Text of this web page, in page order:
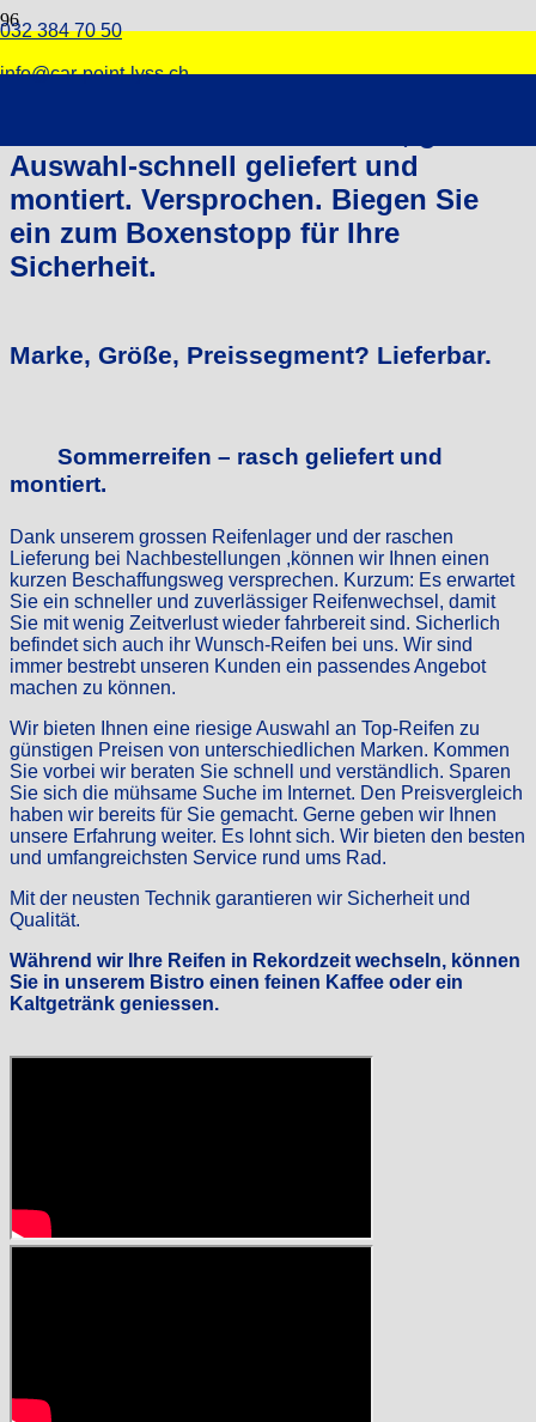
032 384 70 50
info@car-point-lyss.chSommerreifen
Auswahl-schnell geliefert und
montiert. Versprochen. Biegen Sie
ein zum Boxenstopp für Ihre
Sicherheit.
Marke, Größe, Preissegment? Lieferbar.
Sommerreifen – rasch geliefert und
montiert.
Dank unserem grossen Reifenlager und der raschen
Lieferung bei Nachbestellungen ,können wir Ihnen einen
kurzen Beschaffungsweg versprechen. Kurzum: Es erwartet
Sie ein schneller und zuverlässiger Reifenwechsel, damit
Sie mit wenig Zeitverlust wieder fahrbereit sind. Sicherlich
befindet sich auch ihr Wunsch-Reifen bei uns. Wir sind
immer bestrebt unseren Kunden ein passendes Angebot
machen zu können.
Wir bieten Ihnen eine riesige Auswahl an Top-Reifen zu
günstigen Preisen von unterschiedlichen Marken. Kommen
Sie vorbei wir beraten Sie schnell und verständlich. Sparen
Sie sich die mühsame Suche im Internet. Den Preisvergleich
haben wir bereits für Sie gemacht. Gerne geben wir Ihnen
unsere Erfahrung weiter. Es lohnt sich. Wir bieten den besten
und umfangreichsten Service rund ums Rad.
Mit der neusten Technik garantieren wir Sicherheit und
Qualität.
Während wir Ihre Reifen in Rekordzeit wechseln, können
Sie in unserem Bistro einen feinen Kaffee oder ein
Kaltgetränk geniessen.